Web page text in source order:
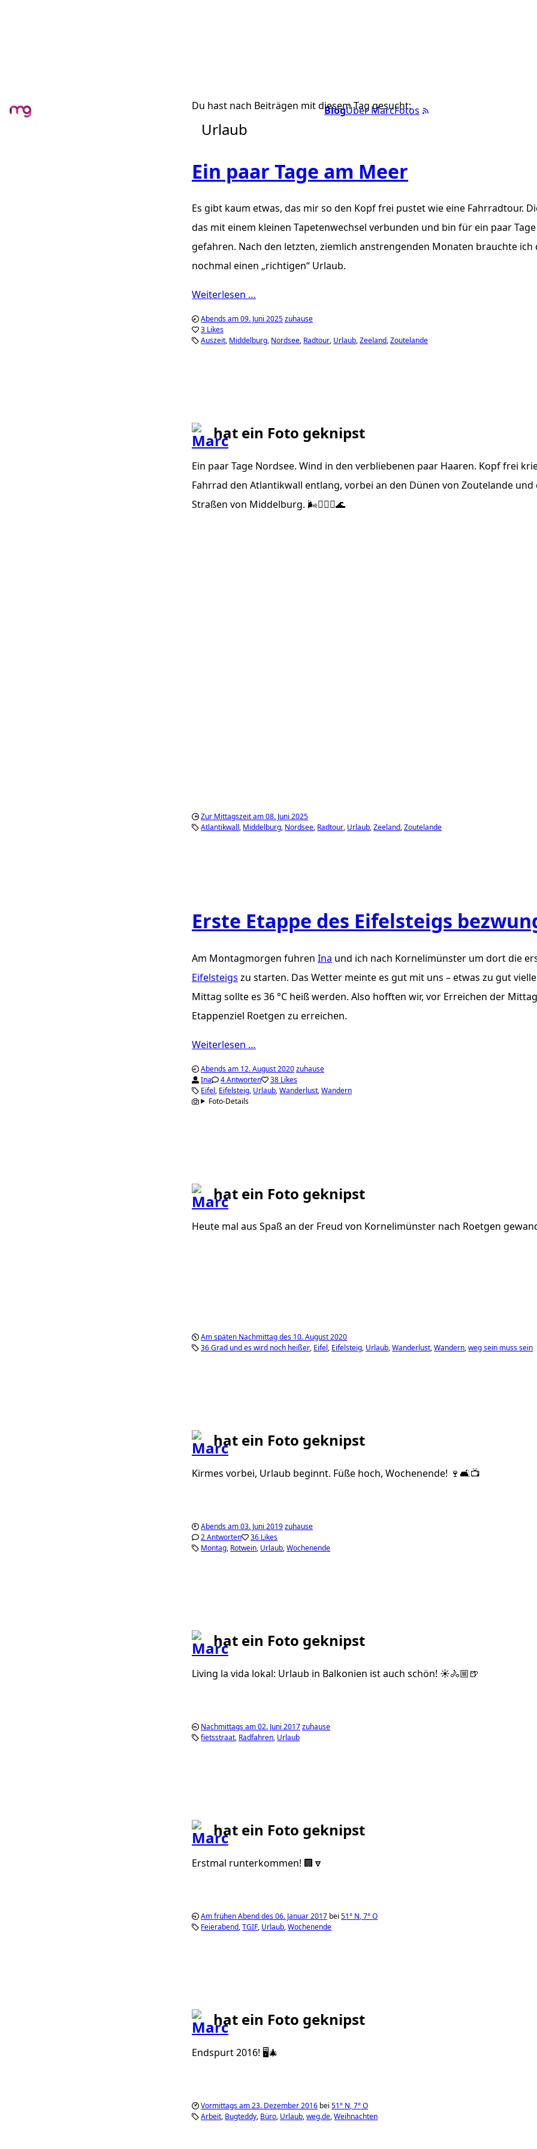
BlogÜber MarcFotos
Du hast nach Beiträgen mit diesem Tag gesucht:
Urlaub
Ein paar Tage am Meer
Es gibt kaum etwas, das mir so den Kopf frei pustet wie eine Fahrradtour.
das mit einem kleinen Tapetenwechsel verbunden und bin für ein paar
gefahren. Nach den letzten, ziemlich anstrengenden Monaten brauchte ich
nochmal einen „richtigen“ Urlaub.
Weiterlesen …
Abends am 09. Juni 2025zuhause
3 Likes
Auszeit Middelburg Nordsee Radtour Urlaub Zeeland Zoutelande
hat ein Foto geknipst
Ein paar Tage Nordsee. Wind in den verbliebenen paar Haaren. Kopf frei
Fahrrad den Atlantikwall entlang, vorbei an den Dünen von Zoutelande
Straßen von Middelburg. 🌬️🚴🏼‍♂️🌊
Zur Mittagszeit am 08. Juni 2025
Atlantikwall Middelburg Nordsee Radtour Urlaub Zeeland Zoutelande
Erste Etappe des Eifelsteigs
Am Montagmorgen fuhren Ina und ich nach Kornelimünster um dort die
Eifelsteigs zu starten. Das Wetter meinte es gut mit uns – etwas zu gut
Mittag sollte es 36 °C heiß werden. Also hofften wir, vor Erreichen der
Etappenziel Roetgen zu erreichen.
Weiterlesen …
Abends am 12. August 2020zuhause
Ina
4 Antworten
38 Likes
Eifel Eifelsteig Urlaub Wanderlust Wandern
Foto-Details
hat ein Foto geknipst
Heute mal aus Spaß an der Freud von Kornelimünster nach Roetgen
Am späten Nachmittag des 10. August 2020
36 Grad und es wird noch heißer Eifel Eifelsteig Urlaub Wanderlust Wandern weg sein muss sein
hat ein Foto geknipst
Kirmes vorbei, Urlaub beginnt. Füße hoch, Wochenende! 🍷🛋📺
Abends am 03. Juni 2019zuhause
2 Antworten
36 Likes
Montag Rotwein Urlaub Wochenende
hat ein Foto geknipst
Living la vida lokal: Urlaub in Balkonien ist auch schön! ☀️🚴🏼🍺
Nachmittags am 02. Juni 2017zuhause
fietsstraat Radfahren Urlaub
hat ein Foto geknipst
Erstmal runterkommen! 🏢🔽
Am frühen Abend des 06. Januar 2017 bei 51° N,7°O
Feierabend TGIF Urlaub Wochenende
hat ein Foto geknipst
Endspurt 2016! 🖥🎄
Vormittags am 23. Dezember 2016 bei 51° N,7°O
Arbeit Bugteddy Büro Urlaub weg.de Weihnachten